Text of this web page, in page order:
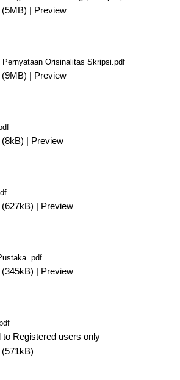
(5MB) Preview
Pernyataan Orisinalitas Skripsi.pdf
(9MB) Preview
(8kB) Preview
(627kB) Preview
.pdf
(345kB) Preview
to Registered users only
(571kB)